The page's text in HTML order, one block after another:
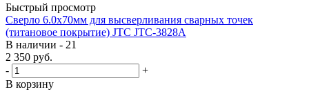
Быстрый просмотр
Сверло 6.0х70мм для высверливания сварных точек
(титановое покрытие) JTC JTC-3828A
В наличии - 21
2 350 руб.
-
+
В корзину